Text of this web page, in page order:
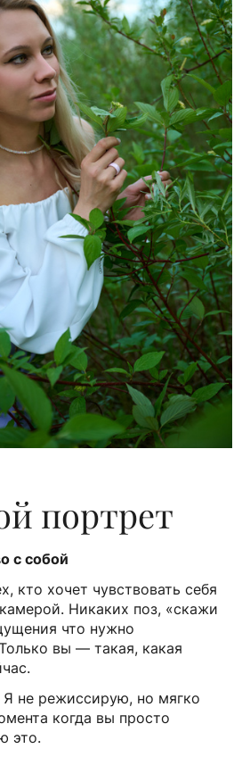
портрет
с собой
кто хочет чувствовать себя
Никаких поз, «скажи
что нужно
вы — такая, какая
не режиссирую, но мягко
когда вы просто
это.